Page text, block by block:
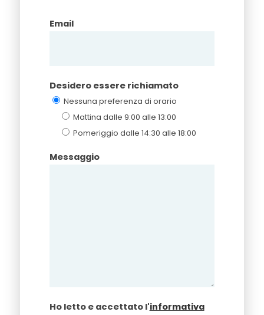
Email
Desidero essere richiamato
Nessuna preferenza di orario
Mattina dalle 9:00 alle 13:00
Pomeriggio dalle 14:30 alle 18:00
Messaggio
Ho letto e accettato l'informativa